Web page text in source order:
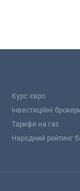
Курс євро
Інвестиційні
Тарифи на газ
Народний рейтинг